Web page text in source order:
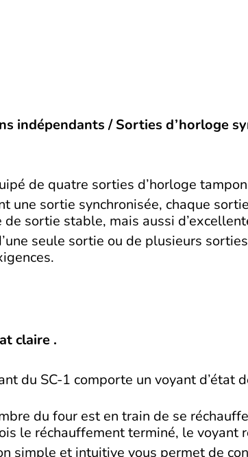
indépendants / Sorties d’horloge
de quatre sorties d’horloge
une sortie synchronisée, chaque
de sortie stable, mais aussi
seule sortie ou de plusieurs
claire .
du SC-1 comporte un voyant d’état
du four est en train de se
le réchauffement terminé, le voyant
simple et intuitive vous permet de